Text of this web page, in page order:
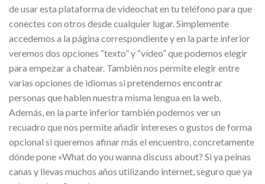
de usar esta plataforma de videochat en tu teléfono para que
conectes con otros desde cualquier lugar. Simplemente
accedemos a la página correspondiente y en la parte inferior
veremos dos opciones “texto” y “vídeo” que podemos elegir
para empezar a chatear. También nos permite elegir entre
varias opciones de idiomas si pretendemos encontrar
personas que hablen nuestra misma lengua en la web.
Además, en la parte inferior también podemos ver un
recuadro que nos permite añadir intereses o gustos de forma
opcional si queremos afinar más el encuentro, concretamente
dónde pone «What do you wanna discuss about? Si ya peinas
canas y llevas muchos años utilizando internet, seguro que ya